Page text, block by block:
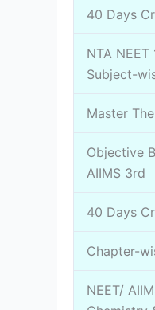
40 Days
NTA
Subject-
Master
Objective
AIIMS 3rd
40 Days
Chapter-
NEET/